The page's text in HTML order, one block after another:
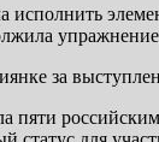
исполнить
за
пяти